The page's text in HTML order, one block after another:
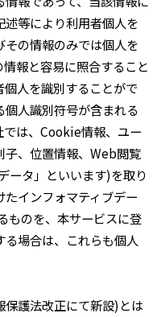
等により利用者個人を
の情報のみでは個人を
報と容易に照合すること
人を識別することがで
人識別符号が含まれる
では、Cookie情報、ユー
子、位置情報、Web閲覧
ータ」といいます)を取り
インフォマティブデー
ものを、本サービスに登
場合は、これらも個人
護法改正にて新設)とは